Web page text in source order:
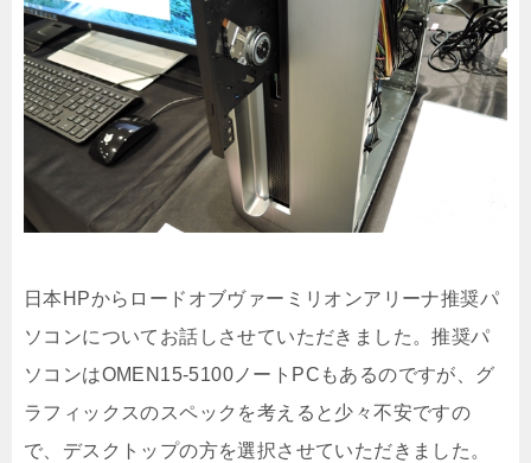
日本HPからロードオブヴァーミリオンアリーナ推奨パ
ソコンについてお話しさせていただきました。推奨パ
ソコンはOMEN15-5100ノートPCもあるのですが、グ
ラフィックスのスペックを考えると少々不安ですの
で、デスクトップの方を選択させていただきました。